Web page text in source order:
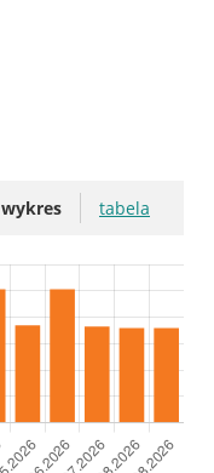
wykres tabela